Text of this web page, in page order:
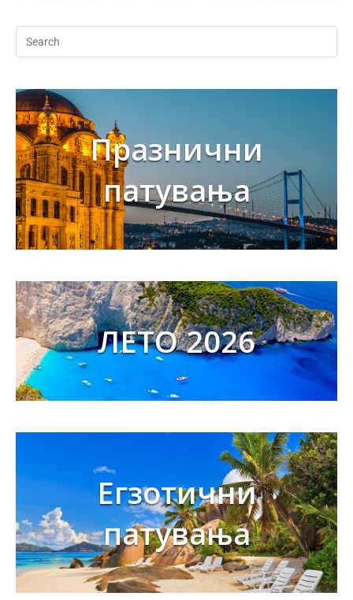
Празнични
патувања
ЛЕТО 2026
Егзотични
патувања